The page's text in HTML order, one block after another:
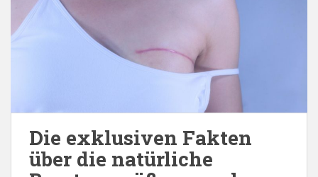
Die exklusiven Fakten
über die natürliche